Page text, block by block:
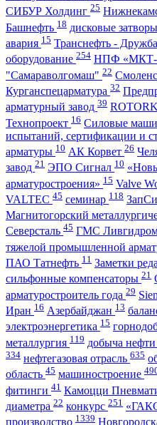
СИБУР Холдинг 25
Башнефть 18 дисковые затворы
авария 15 Транснефть - Дружба
оборудование 254 НПФ
"Самараволгомаш" 22
Курганспецарматура 32
арматурный завод 39 ROTORK
Технопроект 16 Силовые
испытаний, сертификации и
арматуры 10 АК Корвет 26
завод 21 ЭПО Сигнал 10
арматуростроения» 15 Valve
VALTEC 45 семинар 118
Магнитогорский
Северсталь 45 ГМС
тяжелой промышленной
ПАО Татнефть 11 Заметки
сильфонные компенсаторы 21
арматуростроитель года 29
Иран 16 Азербайджан 13
электроэнергетика 15
металлургия 119 добыча нефти
334 нефтегазовая отрасль 635
область 45 машиностроение
фитинги 41 Камоцци
диаметра 22 конкурс 251
производство 1339